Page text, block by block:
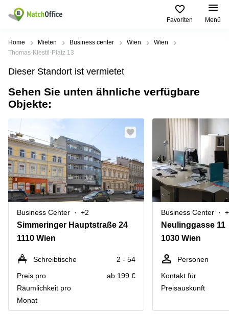
Favoriten Menü
Mieten / Vermieten
Produktseiten
Büro
mieten
Coworking
Seminarraum
Virtual
Office
Beliebte
Städte
Büro
mieten
Coworking
Space
Wien
Seminarraum
Wien
Geschäftsadresse
mieten Wien
Büro
Salzburg
Business
Salzburg
Salzburg
Beliebte
Suchanfragen
Tuchlauben
7A
Ungar-
Platz 2
Ausstellungsstraße
50
Wienerbergstraße
11
Margaretenstraße
70
Wienerbergstraße
Simmeringer
Hauptstrasse
24
Am
Tabor
Hilfe
Über uns
Büro vermieten
Preis
Anmelden
Home Mieten Business center Wien
Wien
Thomas-Klestil-Platz 13
Dieser Standort ist vermietet
Sehen Sie unten ähnliche verfügbare
Objekte:
Business Center +2
Simmeringer Hauptstraße 24
1110 Wien
Schreibtische
2 - 54
Preis pro
Räumlichkeit pro
Monat
ab 199 €
Business Center
Neulinggasse 11
1030 Wien
Personen
Kontakt für
Preisauskunft